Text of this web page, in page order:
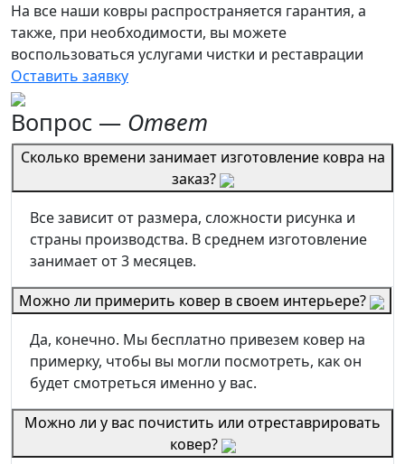
На все наши ковры распространяется гарантия, а
также, при необходимости, вы можете
воспользоваться услугами чистки и реставрации
Оставить заявку
Вопрос — Ответ
Сколько времени занимает изготовление ковра на
заказ?
Все зависит от размера, сложности рисунка и
страны производства. В среднем изготовление
занимает от 3 месяцев.
Можно ли примерить ковер в своем интерьере?
Да, конечно. Мы бесплатно привезем ковер на
примерку, чтобы вы могли посмотреть, как он
будет смотреться именно у вас.
Можно ли у вас почистить или отреставрировать
ковер?